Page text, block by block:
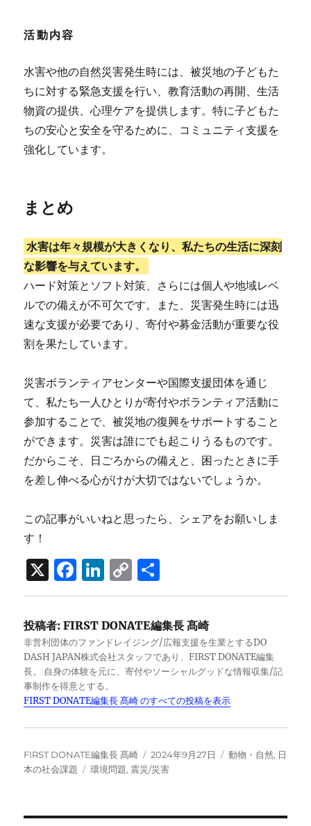
活動内容
水害や他の自然災害発生時には、被災地の子どもた
ちに対する緊急支援を行い、教育活動の再開、生活
物資の提供、心理ケアを提供します。特に子どもた
ちの安心と安全を守るために、コミュニティ支援を
強化しています​。
まとめ
水害は年々規模が大きくなり、私たちの生活に深刻
な影響を与えています。
ハード対策とソフト対策、さらには個人や地域レベ
ルでの備えが不可欠です。また、災害発生時には迅
速な支援が必要であり、寄付や募金活動が重要な役
割を果たしています。
災害ボランティアセンターや国際支援団体を通じ
て、私たち一人ひとりが寄付やボランティア活動に
参加することで、被災地の復興をサポートすること
ができます。災害は誰にでも起こりうるものです。
だからこそ、日ごろからの備えと、困ったときに手
を差し伸べる心がけが大切ではないでしょうか。
この記事がいいねと思ったら、シェアをお願いしま
す！
X
F
a
c
e
b
o
o
k
Li
n
k
e
d
I
n
C
o
p
y
Li
n
k
有
投稿者: FIRST DONATE編集長 髙崎
非営利団体のファンドレイジング/広報支援を生業とするDO
DASH JAPAN株式会社スタッフであり、FIRST DONATE編集
長。 自身の体験を元に、寄付やソーシャルグッドな情報収集/記
事制作を得意とする。
FIRST DONATE編集長 髙崎 のすべての投稿を表示
投
稿
FIRST DONATE編集長 髙崎
投
稿
2024年9月27日
カ
動物・自然, 日
本の社会課題
タ
環境問題, 震災/災害